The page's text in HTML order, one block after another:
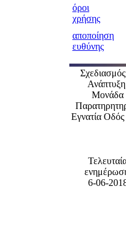
όροι
χρήσης
αποποίηση
ευθύνης
Μονάδα
Εγνατία
6-06-